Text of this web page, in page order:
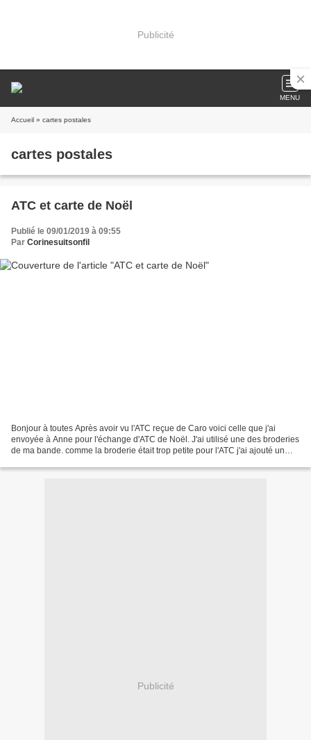
Publicité
MENU
Accueil » cartes postales
cartes postales
ATC et carte de Noël
Publié le 09/01/2019 à 09:55
Par Corinesuitsonfil
Bonjour à toutes Après avoir vu l'ATC reçue de Caro voici celle que j'ai
envoyée à Anne pour l'échange d'ATC de Noël. J'ai utilisé une des broderies
de ma bande. comme la broderie était trop petite pour l'ATC j'ai ajouté un
Publicité